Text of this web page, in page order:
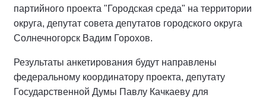
партийного проекта "Городская среда" на территории
округа, депутат совета депутатов городского округа
Солнечногорск Вадим Горохов.
Результаты анкетирования будут направлены
федеральному координатору проекта, депутату
Государственной Думы Павлу Качкаеву для